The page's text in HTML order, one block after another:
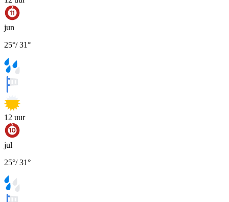
jun
25°/31°
12 uur
jul
25°/31°